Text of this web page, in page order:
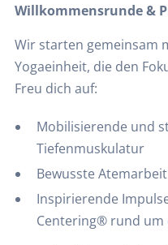
Willkommensrunde &
Wir starten gemeinsam
Yogaeinheit, die den
Freu dich auf:
Mobilisierende und
Tiefenmuskulatur
Bewusste Atemarbeit
Inspirierende
Centering® rund um